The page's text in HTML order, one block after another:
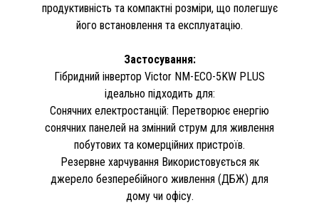
продуктивність та компактні розміри, що полегшує
його встановлення та експлуатацію.
Застосування:
Гібридний інвертор Victor NM-ECO-5KW PLUS
ідеально підходить для:
Сонячних електростанцій: Перетворює енергію
сонячних панелей на змінний струм для живлення
побутових та комерційних пристроїв.
Резервне харчування Використовується як
джерело безперебійного живлення (ДБЖ) для
дому чи офісу.